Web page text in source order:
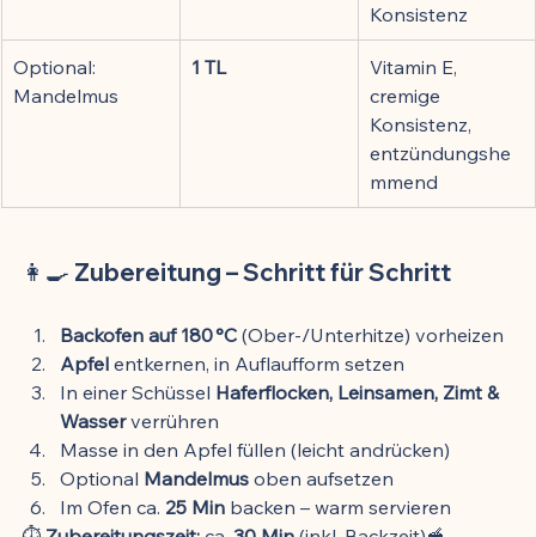
Konsistenz
Optional:
Mandelmus
1 TL
Vitamin E,
cremige
Konsistenz,
entzündungshe
mmend
👩‍🍳 Zubereitung – Schritt für Schritt
Backofen auf 180 °C (Ober-/Unterhitze) vorheizen
Apfel entkernen, in Auflaufform setzen
In einer Schüssel Haferflocken, Leinsamen, Zimt &
Wasser verrühren
Masse in den Apfel füllen (leicht andrücken)
Optional Mandelmus oben aufsetzen
Im Ofen ca. 25 Min backen – warm servieren